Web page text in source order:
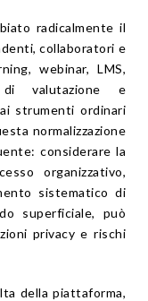
radicalmente il
collaboratori e
webinar, LMS,
di valutazione e
strumenti ordinari
normalizzazione
considerare la
organizzativo,
sistematico di
superficiale, può
privacy e rischi
della piattaforma,